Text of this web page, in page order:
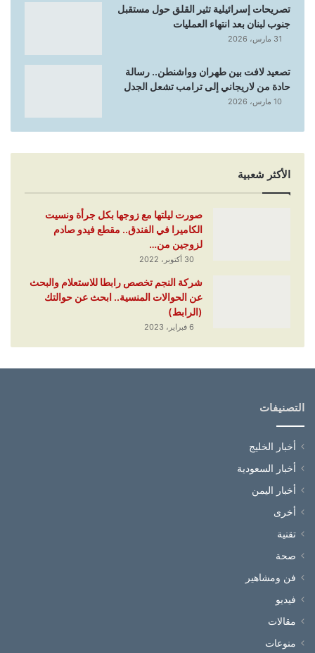
تصريحات إسرائيلية تثير القلق حول مستقبل
جنوب لبنان بعد انتهاء العمليات
31 مارس، 2026
تصعيد لافت بين طهران وواشنطن.. رسالة
حادة من لاريجاني إلى ترامب تشعل الجدل
10 مارس، 2026
الأكثر شعبية
صورت ليلتها مع زوجها بكل جرأة ونسيت
الكاميرا في الفندق.. مقطع فيدو صادم
لزوجين من…
30 أكتوبر، 2022
شركة النجم تخصص رابطا للاستعلام والبحث
عن الحوالات المنسية.. ابحث عن حوالتك
(الرابط)
6 فبراير، 2023
التصنيفات
أخبار الخليج
أخبار السعودية
أخبار اليمن
أخرى
تقنية
صحة
فن ومشاهير
فيديو
مقالات
منوعات